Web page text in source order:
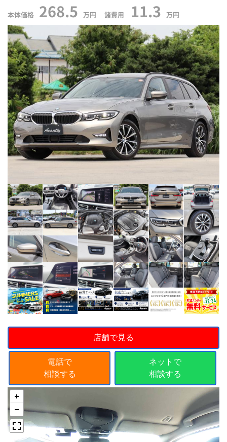
本体価格 268.5 万円 諸費用 11.3 万円
店舗で見る
電話で
相談する
ネットで
相談する